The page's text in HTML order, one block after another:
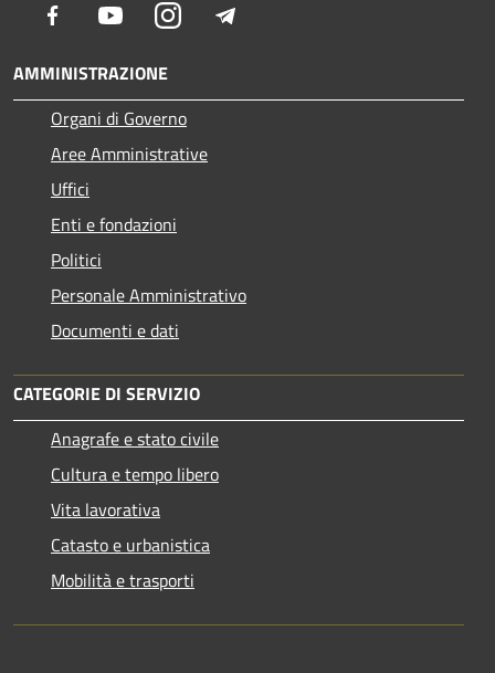
Facebook YoutubeInstagram
AMMINISTRAZIONE
Organi di Governo
Aree Amministrative
Uffici
Enti e fondazioni
Politici
Personale Amministrativo
Documenti e dati
CATEGORIE DI SERVIZIO
Anagrafe e stato civile
Cultura e tempo libero
Vita lavorativa
Catasto e urbanistica
Mobilità e trasporti